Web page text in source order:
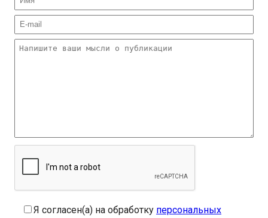
Я согласен(а) на обработку персональных